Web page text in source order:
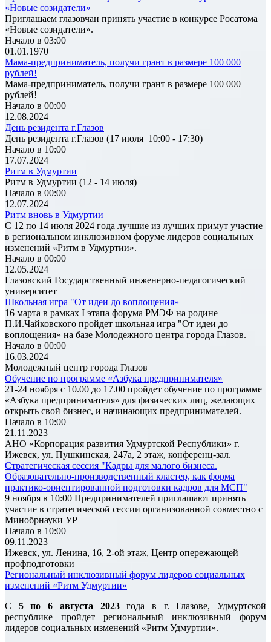
«Новые созидатели»
Приглашаем глазовчан принять участие в конкурсе Росатома
«Новые созидатели».
Начало в 03:00
01.01.1970
Мама-предприниматель, получи грант в размере 100 000
рублей!
Мама-предприниматель, получи грант в размере 100 000
рублей!
Начало в 00:00
12.08.2024
День резидента г.Глазов
День резидента г.Глазов (17 июля 10:00 - 17:30)
Начало в 10:00
17.07.2024
Ритм в Удмуртии
Ритм в Удмуртии (12 - 14 июля)
Начало в 00:00
12.07.2024
Ритм вновь в Удмуртии
С 12 по 14 июля 2024 года лучшие из лучших примут участие
в региональном инклюзивном форуме лидеров социальных
изменений «Ритм в Удмуртии».
Начало в 00:00
12.05.2024
Глазовский Государственный инженерно-педагогический
университет
Школьная игра "От идеи до воплощения»
16 марта в рамках I этапа форума РМЭФ на родине
П.И.Чайковского пройдет школьная игра "От идеи до
воплощения» на базе Молодежного центра города Глазов.
Начало в 00:00
16.03.2024
Молодежный центр города Глазов
Обучение по программе «Азбука предпринимателя»
21-24 ноября с 10.00 до 17.00 пройдет обучение по программе
«Азбука предпринимателя» для физических лиц, желающих
открыть свой бизнес, и начинающих предпринимателей.
Начало в 10:00
21.11.2023
АНО «Корпорация развития Удмуртской Республики» г.
Ижевск, ул. Пушкинская, 247а, 2 этаж, конференц-зал.
Стратегическая сессия "Кадры для малого бизнеса.
Образовательно-производственный кластер, как форма
практико-ориентированной подготовки кадров для МСП"
9 ноября в 10:00 Предпринимателей приглашают принять
участие в стратегической сессии организованной совместно с
Минобрнауки УР
Начало в 10:00
09.11.2023
Ижевск, ул. Ленина, 16, 2-ой этаж, Центр опережающей
профподготовки
Региональный инклюзивный форум лидеров социальных
изменений «Ритм Удмуртии»
С 5 по 6 августа 2023года в г. Глазове, Удмуртской
республике пройдет региональный инклюзивный форум
лидеров социальных изменений «Ритм Удмуртии».